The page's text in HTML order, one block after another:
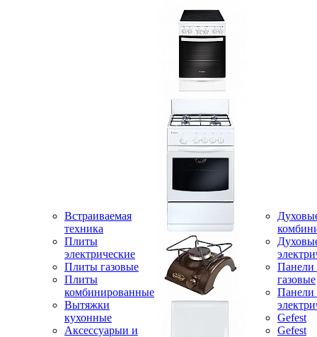
Встраиваемая
техника
Плиты
электрические
Плиты газовые
Плиты
комбинированные
Вытяжки
кухонные
Аксессуарыи и
Панели
газовые
Панели
Gefest
Gefest